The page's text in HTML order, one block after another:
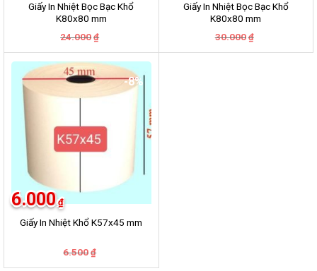
Giấy In Nhiệt Bọc Bạc Khổ
K80x80 mm
24.000 ₫
là:
24.000₫.
tại
là:
20.000₫.
Giấy In Nhiệt Bọc Bạc Khổ
K80x80 mm
30.000 ₫
là:
tại
-8%
Giấy In Nhiệt Khổ K57x45 mm
6.500 ₫
6.000 ₫